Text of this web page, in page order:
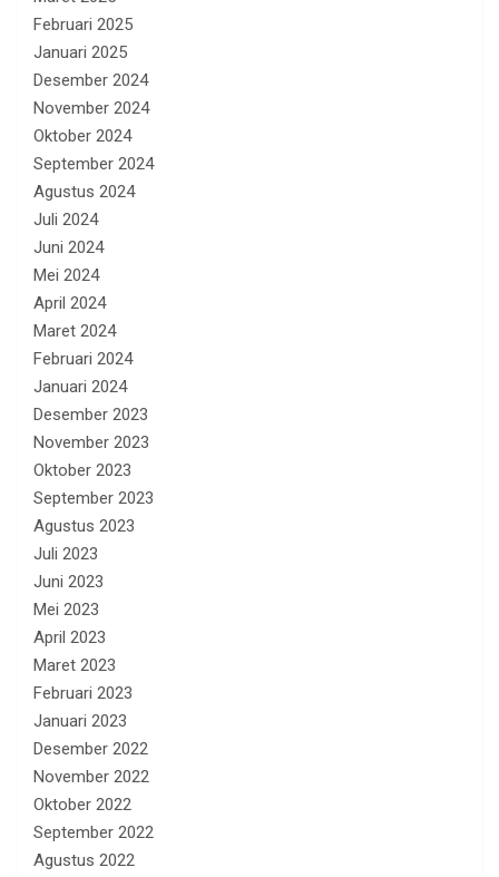
Februari 2025
Januari 2025
Desember 2024
November 2024
Oktober 2024
September 2024
Agustus 2024
Juli 2024
Juni 2024
Mei 2024
April 2024
Maret 2024
Februari 2024
Januari 2024
Desember 2023
November 2023
Oktober 2023
September 2023
Agustus 2023
Juli 2023
Juni 2023
Mei 2023
April 2023
Maret 2023
Februari 2023
Januari 2023
Desember 2022
November 2022
Oktober 2022
September 2022
Agustus 2022